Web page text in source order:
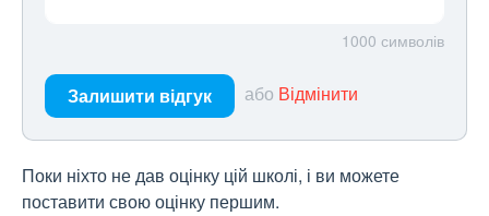
1000 символів
Залишити відгук або Відмінити
Поки ніхто не дав оцінку цій школі, і ви можете
поставити свою оцінку першим.